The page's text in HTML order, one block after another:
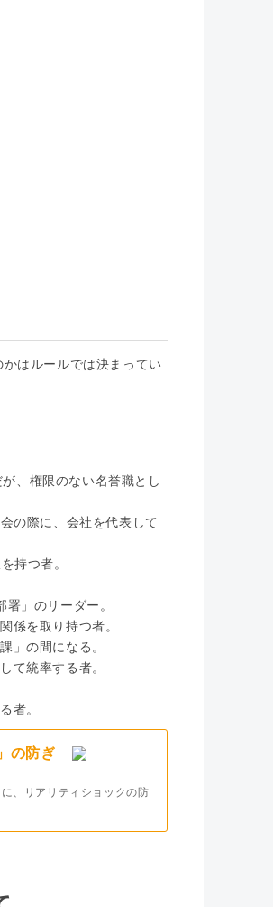
はルールでは決まってい
、権限のない名誉職とし
の際に、会社を代表して
持つ者。
」のリーダー。
係を取り持つ者。
」の間になる。
て統率する者。
者。
の防ぎ
、リアリティショックの防